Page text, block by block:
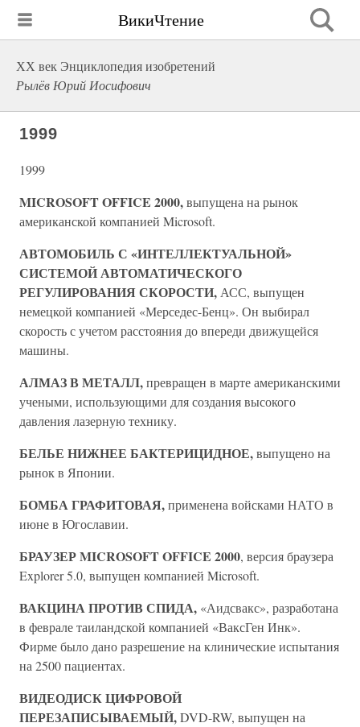
ВикиЧтение
ХХ век Энциклопедия изобретений
Рылёв Юрий Иосифович
1999
1999
MICROSOFT OFFICE 2000,выпущена на рынок
американской компанией Microsoft.
АВТОМОБИЛЬ С «ИНТЕЛЛЕКТУАЛЬНОЙ»
СИСТЕМОЙ АВТОМАТИЧЕСКОГО
РЕГУЛИРОВАНИЯ СКОРОСТИ, АСС, выпущен
немецкой компанией «Мерседес-Бенц». Он выбирал
скорость с учетом расстояния до впереди движущейся
машины.
АЛМАЗ В МЕТАЛЛ,превращен в марте американскими
учеными, использующими для создания высокого
давления лазерную технику.
БЕЛЬЕ НИЖНЕЕ БАКТЕРИЦИДНОЕ,выпущено на
рынок в Японии.
БОМБА ГРАФИТОВАЯ,применена войсками НАТО в
июне в Югославии.
БРАУЗЕР MICROSOFT OFFICE 2000, версия браузера
Explorer 5.0, выпущен компанией Microsoft.
ВАКЦИНА ПРОТИВ СПИДА, «Аидсвакс», разработана
в феврале таиландской компанией «ВаксГен Инк».
Фирме было дано разрешение на клинические испытания
на 2500 пациентах.
ВИДЕОДИСК ЦИФРОВОЙ
ПЕРЕЗАПИСЫВАЕМЫЙ,DVD-RW, выпущен на